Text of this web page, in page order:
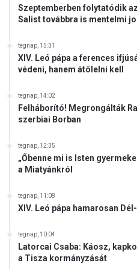
Szeptemberben folytatódik
Salist továbbra is mentelmi
tegnap, 15:31
XIV. Leó pápa a ferences
védeni, hanem átölelni kell
tegnap, 14:02
Felháborító! Megrongálták
szerbiai Borban
tegnap, 12:35
„Őbenne mi is Isten
a Miatyánkról
tegnap, 11:08
XIV. Leó pápa hamarosan
tegnap, 10:04
Latorcai Csaba: Káosz,
a Tisza kormányzását